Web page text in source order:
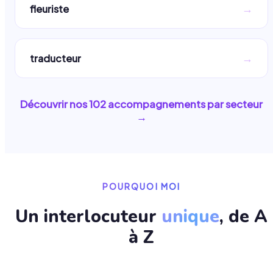
fleuriste →
traducteur →
Découvrir nos102accompagnements par secteur
→
POURQUOI MOI
Un interlocuteur unique, de A
à Z